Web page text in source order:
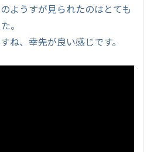
ようすが見られたのはとても
。
ね、幸先が良い感じです。